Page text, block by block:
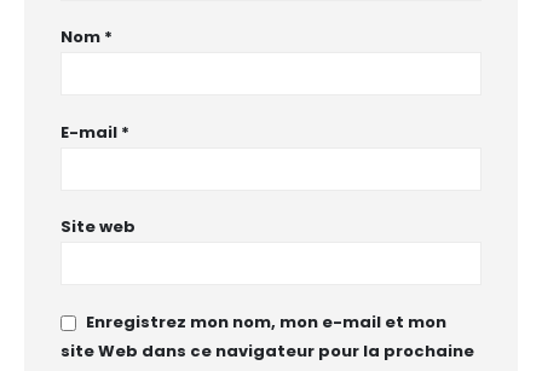
Nom *
E-mail *
Site web
Enregistrez mon nom, mon e-mail et mon
site Web dans ce navigateur pour la prochaine